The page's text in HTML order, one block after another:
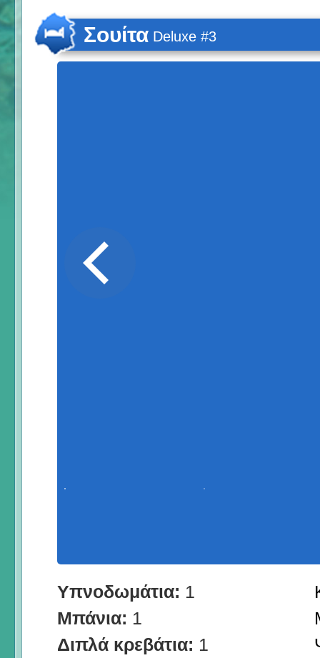
Σουίτα Deluxe #3
Υπνοδωμάτια: 1
Μπάνια: 1
Διπλά κρεβάτια: 1